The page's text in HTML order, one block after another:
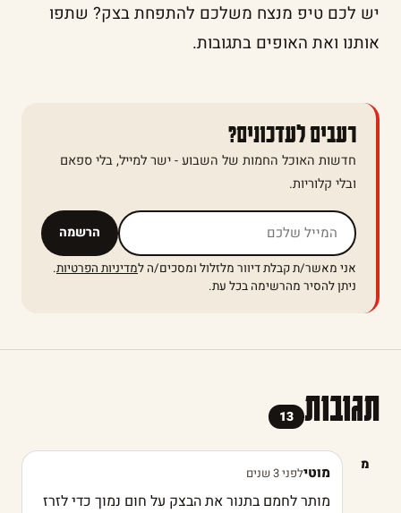
יש לכם טיפ מנצח משלכם להתפחת בצק? שתפו
אותנו ואת האופים בתגובות.
רעבים לעדכונים?
חדשות האוכל החמות של השבוע - ישר למייל, בלי ספאם
ובלי קלוריות.
הרשמה אל תמלאו שדה זה
אני מאשר/ת קבלת דיוור מלזלול ומסכים/ה למדיניות הפרטיות.
ניתן להסיר מהרשימה בכל עת.
תגובות 13
מ מוטילפני 3 שנים
מותר לחמם בתנור את הבצק על חום נמוך כדי לזרז